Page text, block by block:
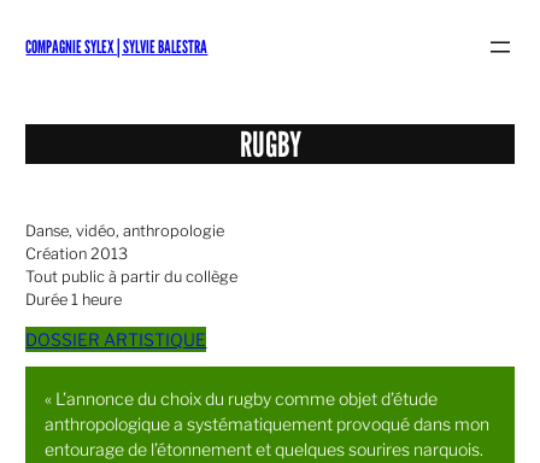
auCOMPAGNIE SYLEX | SYLVIE BALESTRA
RUGBY
Danse, vidéo, anthropologie
Création 2013
Tout public à partir du collège
Durée 1 heure
DOSSIER ARTISTIQUE
« L’annonce du choix du rugby comme objet d’étude
anthropologique a systématiquement provoqué dans mon
entourage de l’étonnement et quelques sourires narquois.